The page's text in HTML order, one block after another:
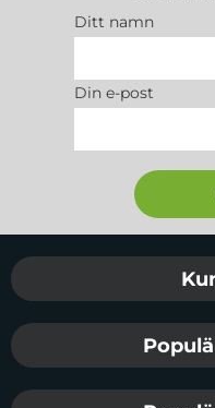
Ditt namn
Din e-post
Sidfot